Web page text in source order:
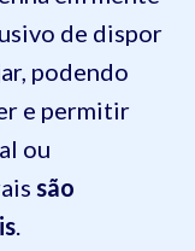
de dispor
podendo
e permitir
ou
são
.